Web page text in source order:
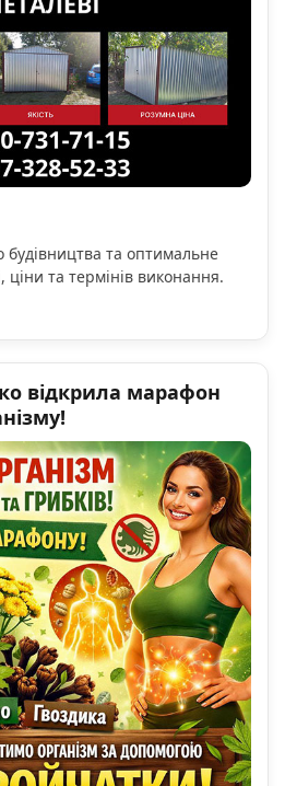
будівництва та оптимальне
ціни та термінів виконання.
відкрила марафон